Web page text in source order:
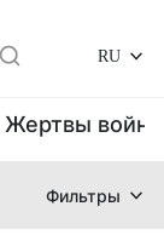
RU
Жертвы
Фильтры